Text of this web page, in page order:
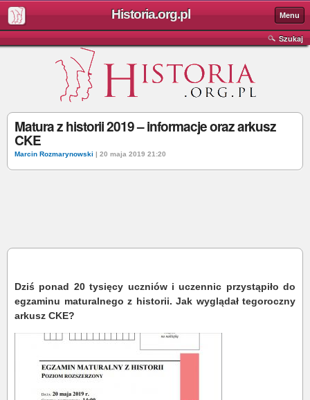
Historia.org.pl Menu
Szukaj
Matura z historii 2019 – informacje oraz arkusz
CKE
Marcin Rozmarynowski | 20 maja 2019 21:20
Dziś ponad 20 tysięcy uczniów i uczennic przystąpiło do
egzaminu maturalnego z historii. Jak wyglądał tegoroczny
arkusz CKE?